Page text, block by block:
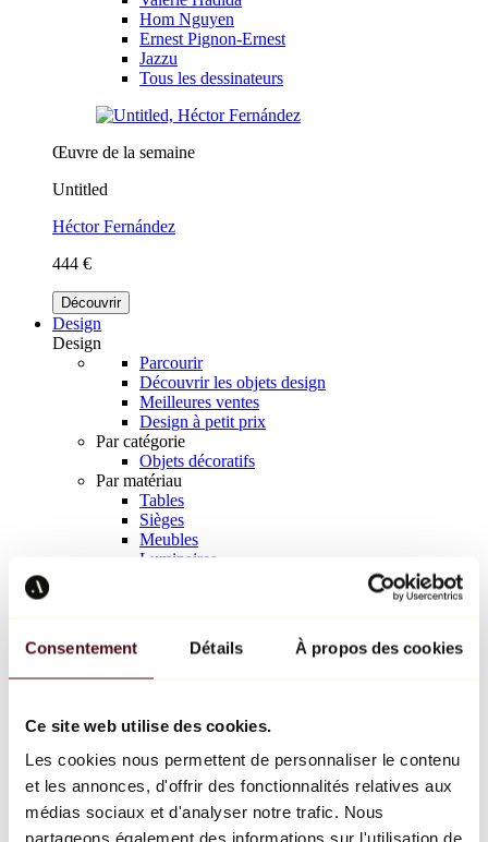
Consentement Détails À propos des cookies
Ce site web utilise des cookies.
Les cookies nous permettent de personnaliser le contenu
et les annonces, d'offrir des fonctionnalités relatives aux
médias sociaux et d'analyser notre trafic. Nous
partageons également des informations sur l'utilisation de
Hom Nguyen
Ernest Pignon-Ernest
Jazzu
Tous les dessinateurs
Œuvre de la semaine
Untitled
Héctor Fernández
444 €
Découvrir
Design
Design
Parcourir
Découvrir les objets design
Meilleures ventes
Design à petit prix
Par catégorie
Objets décoratifs
Par matériau
Tables
Sièges
Meubles
Luminaires
Richard Orlinski
Keith Haring
Jeff Koons
Jean-Michel Basquiat
Tous les designers
Œuvre de la semaine